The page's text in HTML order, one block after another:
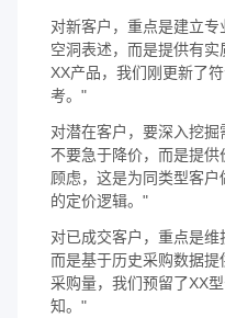
对新客户，重点是建立
空洞表述，而是提供有
XX产品，我们刚更新了
考。"
对潜在客户，要深入挖掘
不要急于降价，而是提
顾虑，这是为同类型客
的定价逻辑。"
对已成交客户，重点是维
而是基于历史采购数据
采购量，我们预留了XX
知。"